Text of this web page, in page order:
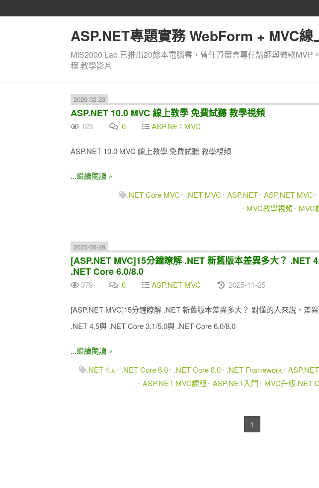
ASP.NET專題實務 WebForm + MVC
MIS2000 Lab.已推出20餘本電腦書，曾任資策會專任講師與微軟
程 教學影片
2026-02-23
ASP.NET 10.0 MVC 線上教學 免費試聽 教學視頻
123 0 ASP.NET MVC
ASP.NET 10.0 MVC 線上教學 免費試聽 教學視頻
...繼續閱讀 »
.NET Core MVC
.NET MVC ASP.NET ASP.NET MVC
MVC教學視頻
MVC
2025-05-26
[ASP.NET MVC]15分鐘瞭解 .NET 新舊版本差異多大？ .NET
.NET Core 6.0/8.0
379 0 ASP.NET MVC 2025-11-25
[ASP.NET MVC]15分鐘瞭解 .NET 新舊版本差異多大？ 對懂的人來說，差
.NET 4.5與 .NET Core 3.1/5.0與 .NET Core 6.0/8.0
...繼續閱讀 »
.NET 4.x
.NET Core 6.0 .NET Core 8.0 .NET Framework
ASP.NET MVC課程
ASP.NET入門 MVC升級.NET
1